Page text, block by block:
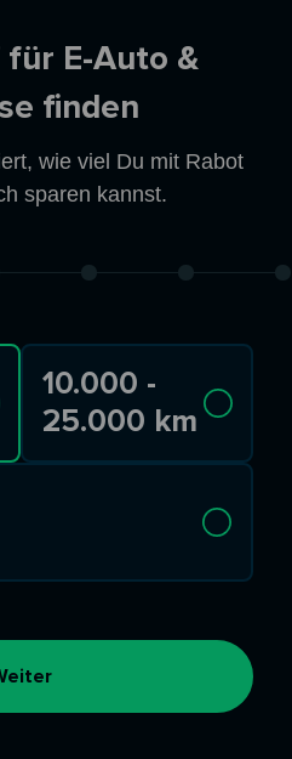
E-Auto &
finden
wie viel Du mit Rabot
sparen kannst.
10.000 -
25.000 km